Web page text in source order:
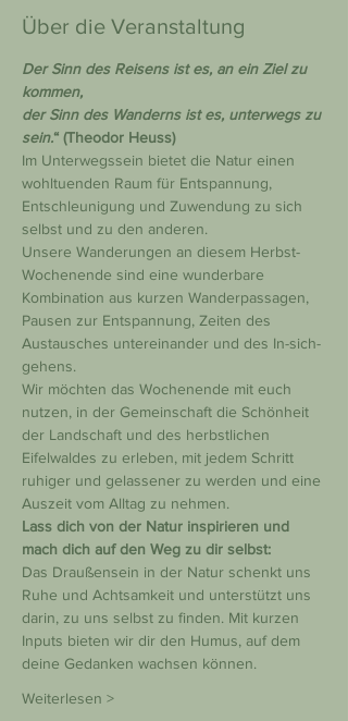
Über die Veranstaltung
Der Sinn des Reisens ist es, an ein Ziel zu
kommen,
der Sinn des Wanderns ist es, unterwegs zu
sein.“ (Theodor Heuss)
Im Unterwegssein bietet die Natur einen
wohltuenden Raum für Entspannung,
Entschleunigung und Zuwendung zu sich
selbst und zu den anderen.
Unsere Wanderungen an diesem Herbst-
Wochenende sind eine wunderbare
Kombination aus kurzen Wanderpassagen,
Pausen zur Entspannung, Zeiten des
Austausches untereinander und des In-sich-
gehens.
Wir möchten das Wochenende mit euch
nutzen, in der Gemeinschaft die Schönheit
der Landschaft und des herbstlichen
Eifelwaldes zu erleben, mit jedem Schritt
ruhiger und gelassener zu werden und eine
Auszeit vom Alltag zu nehmen.
Lass dich von der Natur inspirieren und
mach dich auf den Weg zu dir selbst:
Das Draußensein in der Natur schenkt uns
Ruhe und Achtsamkeit und unterstützt uns
darin, zu uns selbst zu finden. Mit kurzen
Inputs bieten wir dir den Humus, auf dem
deine Gedanken wachsen können.
Weiterlesen >